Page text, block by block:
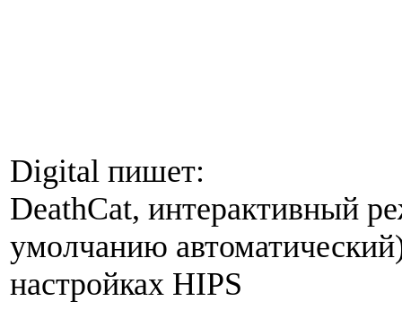
Digital пишет:
DeathCat, интерактивный
умолчанию
настройках HIPS